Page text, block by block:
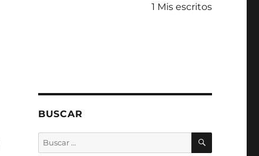
1 Mis escritos
BUSCAR
Buscar
por:
BUSCAR